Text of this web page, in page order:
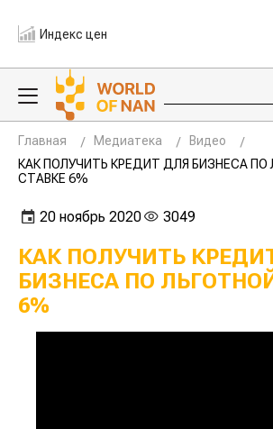
Индекс цен
Главная Медиатека
Видео
КАК ПОЛУЧИТЬ КРЕДИТ ДЛЯ БИЗНЕСА ПО
СТАВКЕ 6%
20 ноябрь 2020 3049
КАК ПОЛУЧИТЬ
БИЗНЕСА ПО
6%